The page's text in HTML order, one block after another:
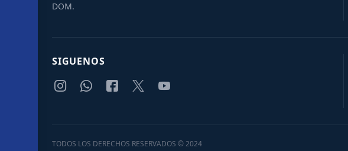
DOM.
SIGUENOS
TODOS LOS DERECHOS RESERVADOS © 2024